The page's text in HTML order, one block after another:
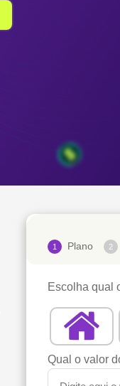
1 Plano 2
Escolha qual
Qual o valor